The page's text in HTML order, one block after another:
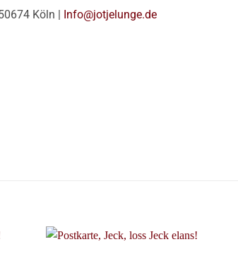
Köln | Info@jotjelunge.de